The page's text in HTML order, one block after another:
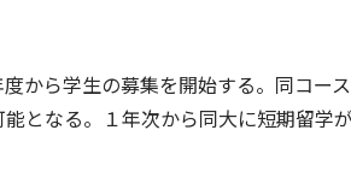
から学生の募集を開始する。同コー
となる。１年次から同大に短期留学